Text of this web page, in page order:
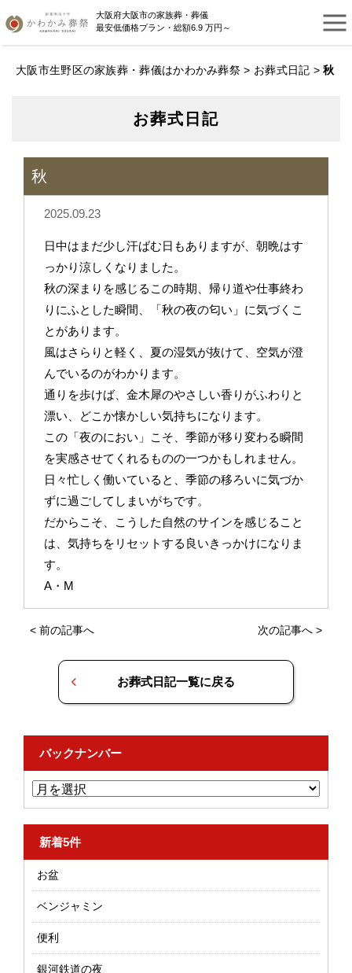
大阪府大阪市の家族葬・葬儀
最安低価格プラン・総額6.9 万円～
大阪市生野区の家族葬・葬儀はかわかみ葬祭 > お葬式日記 >秋
お葬式日記
秋
2025.09.23
日中はまだ少し汗ばむ日もありますが、朝晩はす
っかり涼しくなりました。
秋の深まりを感じるこの時期、帰り道や仕事終わ
りにふとした瞬間、「秋の夜の匂い」に気づくこ
とがあります。
風はさらりと軽く、夏の湿気が抜けて、空気が澄
んでいるのがわかります。
通りを歩けば、金木犀のやさしい香りがふわりと
漂い、どこか懐かしい気持ちになります。
この「夜のにおい」こそ、季節が移り変わる瞬間
を実感させてくれるものの一つかもしれません。
日々忙しく働いていると、季節の移ろいに気づか
ずに過ごしてしまいがちです。
だからこそ、こうした自然のサインを感じること
は、気持ちをリセットする良いきっかけになりま
す。
A・M
< 前の記事へ 次の記事へ >
お葬式日記一覧に戻る
バックナンバー
新着5件
お盆
ベンジャミン
便利
銀河鉄道の夜